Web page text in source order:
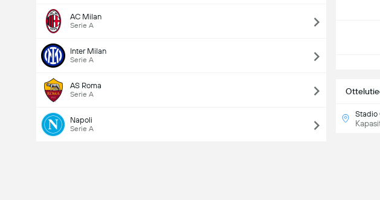
AC Milan
Serie A
Inter Milan
Serie A
AS Roma
Serie A
Napoli
Serie A
Stadio